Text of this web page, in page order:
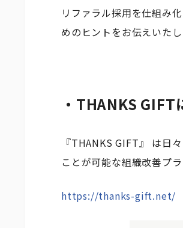
リファラル採用を仕組み
めのヒントをお伝えいたし
・THANKS GIFT
『THANKS GIFT』 は日
ことが可能な組織改善プラ
https://thanks-gift.net/